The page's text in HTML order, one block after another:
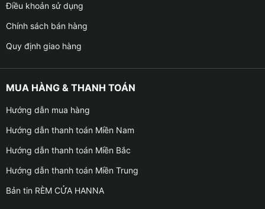
Điều khoản sử dụng
Chính sách bán hàng
Quy định giao hàng
MUA HÀNG & THANH TOÁN
Hướng dẫn mua hàng
Hướng dẫn thanh toán Miền Nam
Hướng dẫn thanh toán Miền Bắc
Hướng dẫn thanh toán Miền Trung
Bản tin RÈM CỬA HANNA